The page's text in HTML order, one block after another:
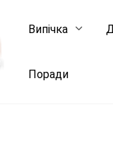
Випічка
Поради